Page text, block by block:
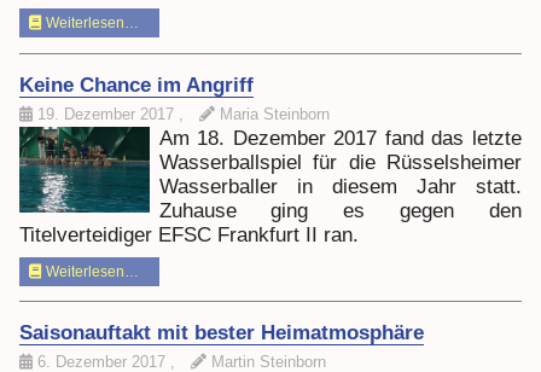
Weiterlesen…
Keine Chance im Angriff
19. Dezember 2017 Maria Steinborn
Am 18. Dezember 2017 fand das letzte
Wasserballspiel für die Rüsselsheimer
Wasserballer in diesem Jahr statt.
Zuhause ging es gegen den
Titelverteidiger EFSC Frankfurt II ran.
Weiterlesen…
Saisonauftakt mit bester Heimatmosphäre
6. Dezember 2017 Martin Steinborn